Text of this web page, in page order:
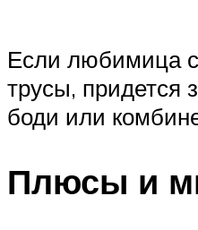
Если любимица
трусы, придется
боди или
Плюсы и